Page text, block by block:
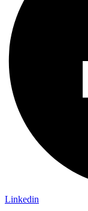
Linkedin